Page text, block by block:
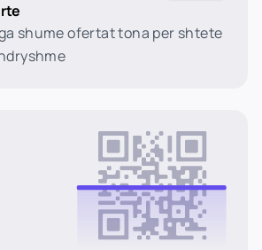
shume ofertat tona per shtete